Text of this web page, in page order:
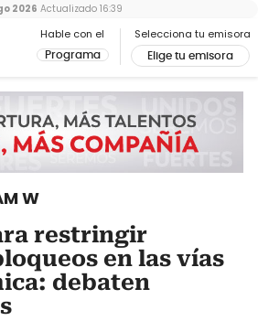
Hable con el
Programa
Selecciona tu emisora
Elige tu emisora
2026 Actualizado 16:39
W
restringir
en las vías
debaten